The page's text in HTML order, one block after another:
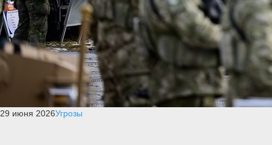
29 июня 2026Угрозы